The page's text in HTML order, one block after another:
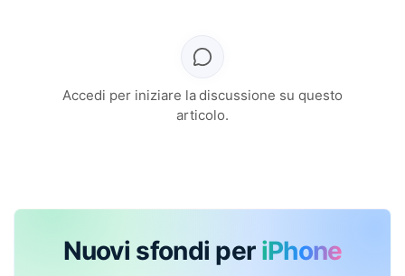
Accedi per iniziare la discussione su questo
articolo.
Nuovi sfondi per iPhone